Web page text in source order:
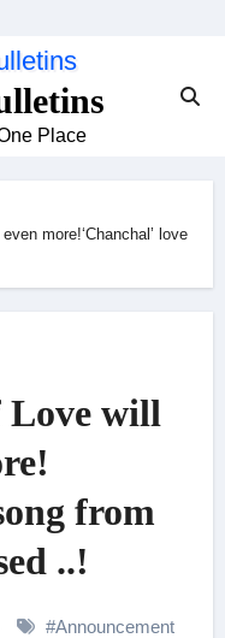
Place
more!‘Chanchal’ love
Love will
from
..!
#Announcement